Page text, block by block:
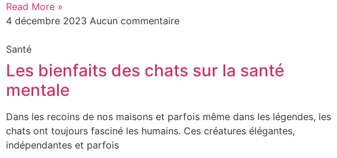
Read More »
4 décembre 2023 Aucun commentaire
Santé
Les bienfaits des chats sur la santé
mentale
Dans les recoins de nos maisons et parfois même dans les légendes, les
chats ont toujours fasciné les humains. Ces créatures élégantes,
indépendantes et parfois